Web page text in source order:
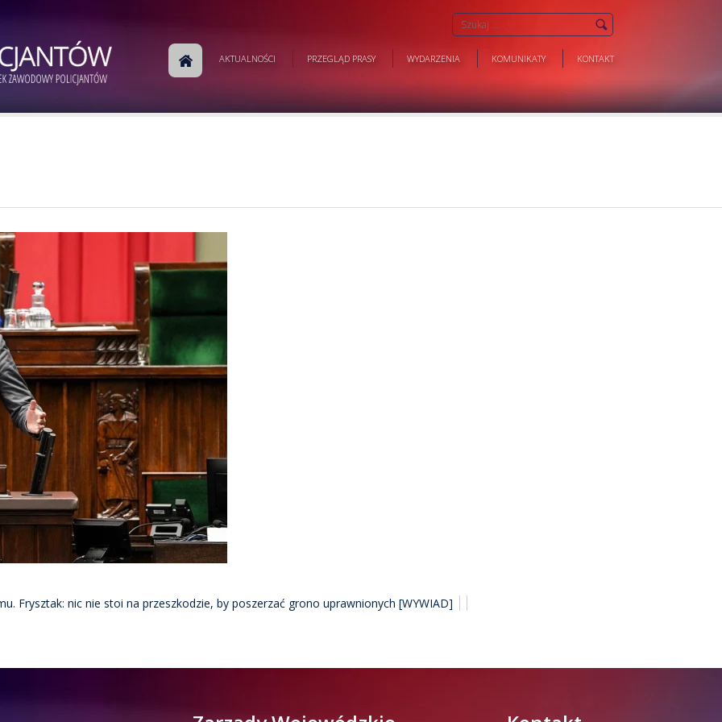
AKTUALNOŚCI PRZEGLĄD PRASY WYDARZENIA KOMUNIKATY KONTAKT
Frysztak: nic nie stoi na przeszkodzie, by poszerzać grono uprawnionych [WYWIAD]